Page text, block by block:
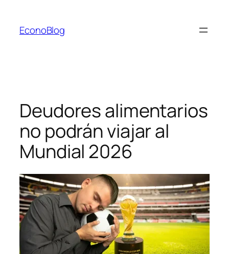
contenido
EconoBlog
Deudores alimentarios
no podrán viajar al
Mundial 2026